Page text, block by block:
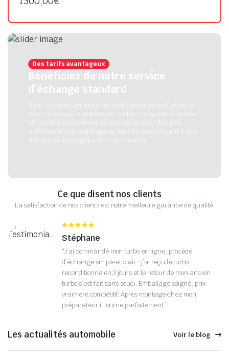
Des tarifs avantageux
Bénéficiez de notre service
d’échange standard
Ce que disent nos clients
La satisfaction de nos clients est notre meilleure garantie de qualité.
Stéphane
“J’ai commandé mon turbo en ligne, procédé
d’échange simple et clair : j’ai reçu le turbo
reconditionné en 3 jours et le retour de mon ancien
turbo s’est fait sans souci. Emballage soigné, prix
vraiment compétitif. Après montage chez mon
préparateur il tourne parfaitement.”
Les actualités automobile Voir le blog